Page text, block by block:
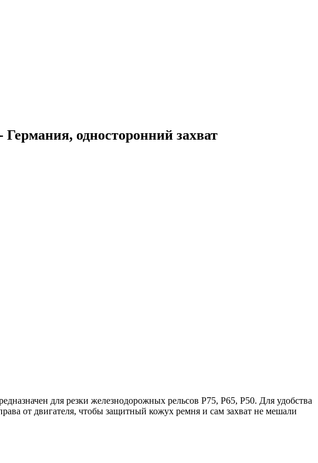
односторонний захват
для резки железнодорожных рельсов Р75, Р65, Р50. Для удобства
от двигателя, чтобы защитный кожух ремня и сам захват не мешали